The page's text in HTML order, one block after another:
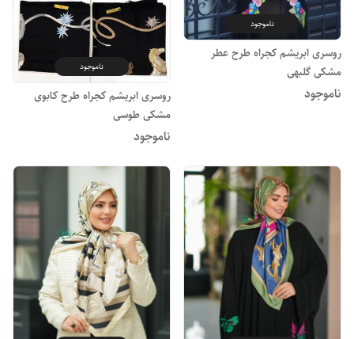
ناموجود
روسری ابریشم کجراه طرح عطر
مشکی گلبهی
ناموجود
ناموجود
روسری ابریشم کجراه طرح کابوی
مشکی طوسی
ناموجود